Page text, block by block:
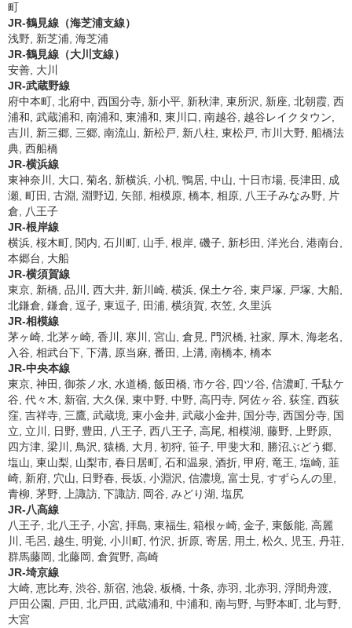
町
JR-鶴見線（海芝浦支線）
浅野, 新芝浦, 海芝浦
JR-鶴見線（大川支線）
安善, 大川
JR-武蔵野線
府中本町, 北府中, 西国分寺, 新小平, 新秋津, 東所沢, 新座, 北朝霞, 西
浦和, 武蔵浦和, 南浦和, 東浦和, 東川口, 南越谷, 越谷レイクタウン,
吉川, 新三郷, 三郷, 南流山, 新松戸, 新八柱, 東松戸, 市川大野, 船橋法
典, 西船橋
JR-横浜線
東神奈川, 大口, 菊名, 新横浜, 小机, 鴨居, 中山, 十日市場, 長津田, 成
瀬, 町田, 古淵, 淵野辺, 矢部, 相模原, 橋本, 相原, 八王子みなみ野, 片
倉, 八王子
JR-根岸線
横浜, 桜木町, 関内, 石川町, 山手, 根岸, 磯子, 新杉田, 洋光台, 港南台,
本郷台, 大船
JR-横須賀線
東京, 新橋, 品川, 西大井, 新川崎, 横浜, 保土ケ谷, 東戸塚, 戸塚, 大船,
北鎌倉, 鎌倉, 逗子, 東逗子, 田浦, 横須賀, 衣笠, 久里浜
JR-相模線
茅ヶ崎, 北茅ヶ崎, 香川, 寒川, 宮山, 倉見, 門沢橋, 社家, 厚木, 海老名,
入谷, 相武台下, 下溝, 原当麻, 番田, 上溝, 南橋本, 橋本
JR-中央本線
東京, 神田, 御茶ノ水, 水道橋, 飯田橋, 市ケ谷, 四ツ谷, 信濃町, 千駄ケ
谷, 代々木, 新宿, 大久保, 東中野, 中野, 高円寺, 阿佐ヶ谷, 荻窪, 西荻
窪, 吉祥寺, 三鷹, 武蔵境, 東小金井, 武蔵小金井, 国分寺, 西国分寺, 国
立, 立川, 日野, 豊田, 八王子, 西八王子, 高尾, 相模湖, 藤野, 上野原,
四方津, 梁川, 鳥沢, 猿橋, 大月, 初狩, 笹子, 甲斐大和, 勝沼ぶどう郷,
塩山, 東山梨, 山梨市, 春日居町, 石和温泉, 酒折, 甲府, 竜王, 塩崎, 韮
崎, 新府, 穴山, 日野春, 長坂, 小淵沢, 信濃境, 富士見, すずらんの里,
青柳, 茅野, 上諏訪, 下諏訪, 岡谷, みどり湖, 塩尻
JR-八高線
八王子, 北八王子, 小宮, 拝島, 東福生, 箱根ヶ崎, 金子, 東飯能, 高麗
川, 毛呂, 越生, 明覚, 小川町, 竹沢, 折原, 寄居, 用土, 松久, 児玉, 丹荘,
群馬藤岡, 北藤岡, 倉賀野, 高崎
JR-埼京線
大崎, 恵比寿, 渋谷, 新宿, 池袋, 板橋, 十条, 赤羽, 北赤羽, 浮間舟渡,
戸田公園, 戸田, 北戸田, 武蔵浦和, 中浦和, 南与野, 与野本町, 北与野,
大宮